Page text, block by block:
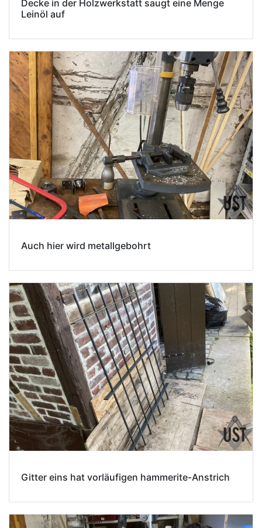
Decke in der Holzwerkstatt saugt eine Menge
Leinöl auf
Auch hier wird metallgebohrt
Gitter eins hat vorläufigen hammerite-Anstrich